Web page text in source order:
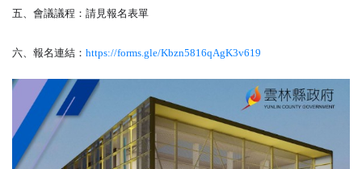
五、會議議程：請見報名表單
六、報名連結： https://forms.gle/Kbzn5816qAgK3v619